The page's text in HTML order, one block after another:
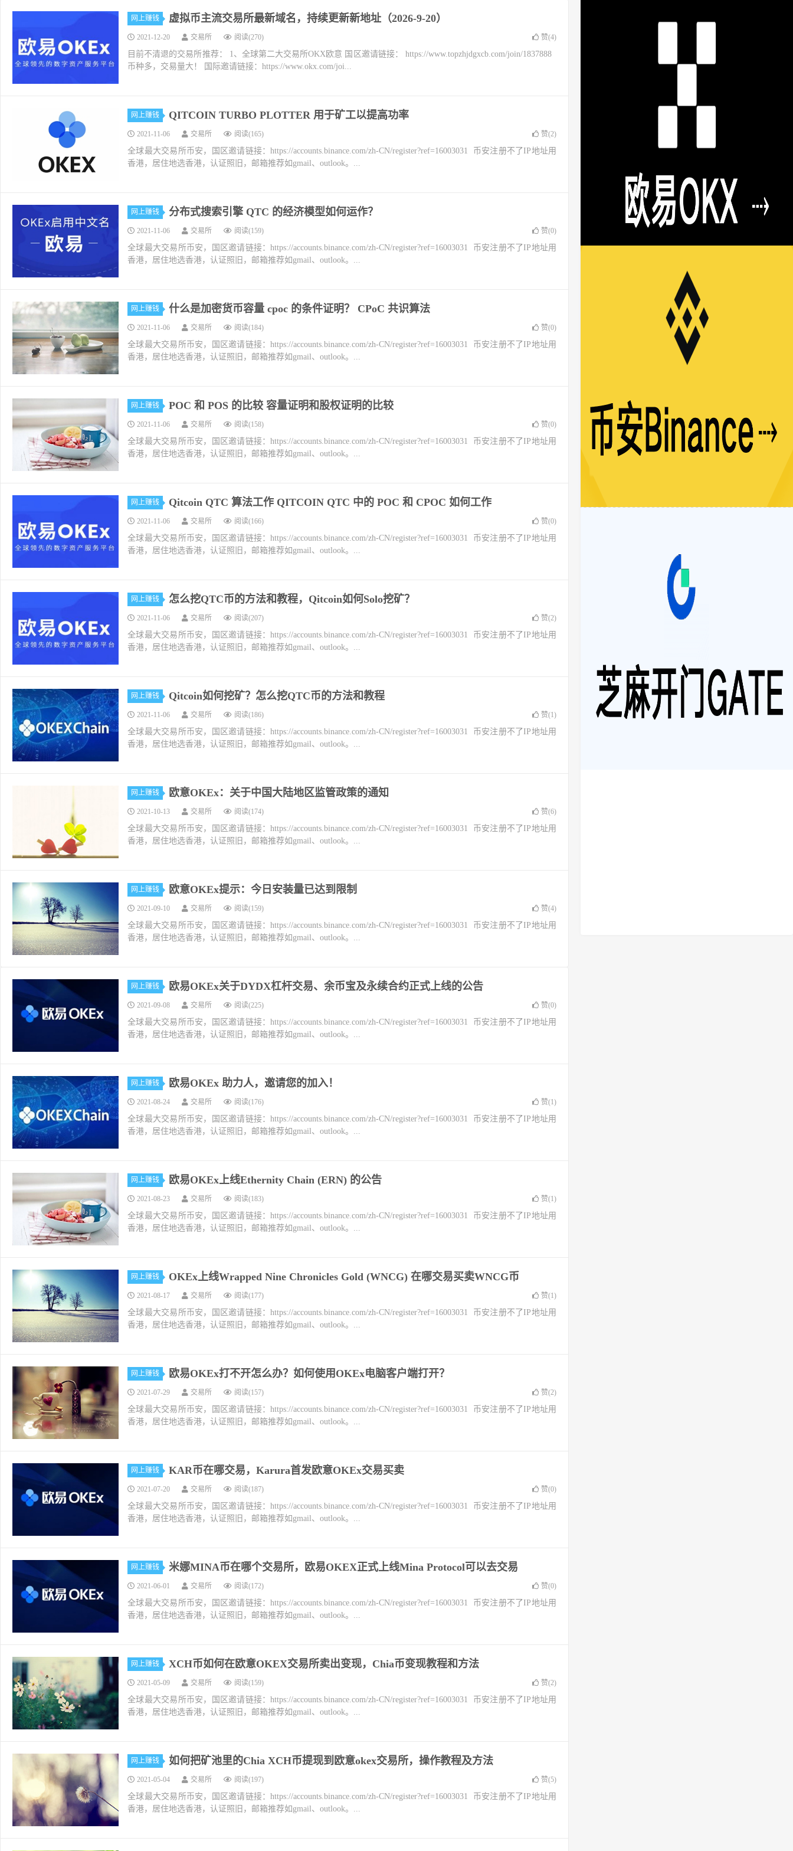
网上赚钱 虚拟币主流交易所最新域名，持续更新新地址（2026-9-20）
2021-12-20 交易所 阅读(270) 赞(4)
目前不清退的交易所推荐： 1、全球第二大交易所OKX欧意 国区邀请链接： https://www.topzhjdgxcb.com/join/1837888
币种多，交易量大！ 国际邀请链接：https://www.okx.com/joi...
网上赚钱 QITCOIN TURBO PLOTTER 用于矿工以提高功率
2021-11-06 交易所 阅读(165) 赞(2)
全球最大交易所币安，国区邀请链接：https://accounts.binance.com/zh-CN/register?ref=16003031 币安注册不了IP地址用
香港，居住地选香港，认证照旧，邮箱推荐如gmail、outlook。...
网上赚钱 分布式搜索引擎 QTC 的经济模型如何运作？
2021-11-06 交易所 阅读(159) 赞(0)
全球最大交易所币安，国区邀请链接：https://accounts.binance.com/zh-CN/register?ref=16003031 币安注册不了IP地址用
香港，居住地选香港，认证照旧，邮箱推荐如gmail、outlook。...
网上赚钱 什么是加密货币容量 cpoc 的条件证明？ CPoC 共识算法
2021-11-06 交易所 阅读(184) 赞(0)
全球最大交易所币安，国区邀请链接：https://accounts.binance.com/zh-CN/register?ref=16003031 币安注册不了IP地址用
香港，居住地选香港，认证照旧，邮箱推荐如gmail、outlook。...
网上赚钱 POC 和 POS 的比较 容量证明和股权证明的比较
2021-11-06 交易所 阅读(158) 赞(0)
全球最大交易所币安，国区邀请链接：https://accounts.binance.com/zh-CN/register?ref=16003031 币安注册不了IP地址用
香港，居住地选香港，认证照旧，邮箱推荐如gmail、outlook。...
网上赚钱 Qitcoin QTC 算法工作 QITCOIN QTC 中的 POC 和 CPOC 如何工作
2021-11-06 交易所 阅读(166) 赞(0)
全球最大交易所币安，国区邀请链接：https://accounts.binance.com/zh-CN/register?ref=16003031 币安注册不了IP地址用
香港，居住地选香港，认证照旧，邮箱推荐如gmail、outlook。...
网上赚钱 怎么挖QTC币的方法和教程，Qitcoin如何Solo挖矿？
2021-11-06 交易所 阅读(207) 赞(2)
全球最大交易所币安，国区邀请链接：https://accounts.binance.com/zh-CN/register?ref=16003031 币安注册不了IP地址用
香港，居住地选香港，认证照旧，邮箱推荐如gmail、outlook。...
网上赚钱 Qitcoin如何挖矿？怎么挖QTC币的方法和教程
2021-11-06 交易所 阅读(186) 赞(1)
全球最大交易所币安，国区邀请链接：https://accounts.binance.com/zh-CN/register?ref=16003031 币安注册不了IP地址用
香港，居住地选香港，认证照旧，邮箱推荐如gmail、outlook。...
网上赚钱 欧意OKEx：关于中国大陆地区监管政策的通知
2021-10-13 交易所 阅读(174) 赞(6)
全球最大交易所币安，国区邀请链接：https://accounts.binance.com/zh-CN/register?ref=16003031 币安注册不了IP地址用
香港，居住地选香港，认证照旧，邮箱推荐如gmail、outlook。...
网上赚钱 欧意OKEx提示：今日安装量已达到限制
2021-09-10 交易所 阅读(159) 赞(4)
全球最大交易所币安，国区邀请链接：https://accounts.binance.com/zh-CN/register?ref=16003031 币安注册不了IP地址用
香港，居住地选香港，认证照旧，邮箱推荐如gmail、outlook。...
网上赚钱 欧易OKEx关于DYDX杠杆交易、余币宝及永续合约正式上线的公告
2021-09-08 交易所 阅读(225) 赞(0)
全球最大交易所币安，国区邀请链接：https://accounts.binance.com/zh-CN/register?ref=16003031 币安注册不了IP地址用
香港，居住地选香港，认证照旧，邮箱推荐如gmail、outlook。...
网上赚钱 欧易OKEx 助力人，邀请您的加入！
2021-08-24 交易所 阅读(176) 赞(1)
全球最大交易所币安，国区邀请链接：https://accounts.binance.com/zh-CN/register?ref=16003031 币安注册不了IP地址用
香港，居住地选香港，认证照旧，邮箱推荐如gmail、outlook。...
网上赚钱 欧易OKEx上线Ethernity Chain (ERN) 的公告
2021-08-23 交易所 阅读(183) 赞(1)
全球最大交易所币安，国区邀请链接：https://accounts.binance.com/zh-CN/register?ref=16003031 币安注册不了IP地址用
香港，居住地选香港，认证照旧，邮箱推荐如gmail、outlook。...
网上赚钱 OKEx上线Wrapped Nine Chronicles Gold (WNCG) 在哪交易买卖WNCG币
2021-08-17 交易所 阅读(177) 赞(1)
全球最大交易所币安，国区邀请链接：https://accounts.binance.com/zh-CN/register?ref=16003031 币安注册不了IP地址用
香港，居住地选香港，认证照旧，邮箱推荐如gmail、outlook。...
网上赚钱 欧易OKEx打不开怎么办？如何使用OKEx电脑客户端打开？
2021-07-29 交易所 阅读(157) 赞(2)
全球最大交易所币安，国区邀请链接：https://accounts.binance.com/zh-CN/register?ref=16003031 币安注册不了IP地址用
香港，居住地选香港，认证照旧，邮箱推荐如gmail、outlook。...
网上赚钱 KAR币在哪交易，Karura首发欧意OKEx交易买卖
2021-07-20 交易所 阅读(187) 赞(0)
全球最大交易所币安，国区邀请链接：https://accounts.binance.com/zh-CN/register?ref=16003031 币安注册不了IP地址用
香港，居住地选香港，认证照旧，邮箱推荐如gmail、outlook。...
网上赚钱 米娜MINA币在哪个交易所，欧易OKEX正式上线Mina Protocol可以去交易
2021-06-01 交易所 阅读(172) 赞(0)
全球最大交易所币安，国区邀请链接：https://accounts.binance.com/zh-CN/register?ref=16003031 币安注册不了IP地址用
香港，居住地选香港，认证照旧，邮箱推荐如gmail、outlook。...
网上赚钱 XCH币如何在欧意OKEX交易所卖出变现，Chia币变现教程和方法
2021-05-09 交易所 阅读(159) 赞(2)
全球最大交易所币安，国区邀请链接：https://accounts.binance.com/zh-CN/register?ref=16003031 币安注册不了IP地址用
香港，居住地选香港，认证照旧，邮箱推荐如gmail、outlook。...
网上赚钱 如何把矿池里的Chia XCH币提现到欧意okex交易所，操作教程及方法
2021-05-04 交易所 阅读(197) 赞(5)
全球最大交易所币安，国区邀请链接：https://accounts.binance.com/zh-CN/register?ref=16003031 币安注册不了IP地址用
香港，居住地选香港，认证照旧，邮箱推荐如gmail、outlook。...